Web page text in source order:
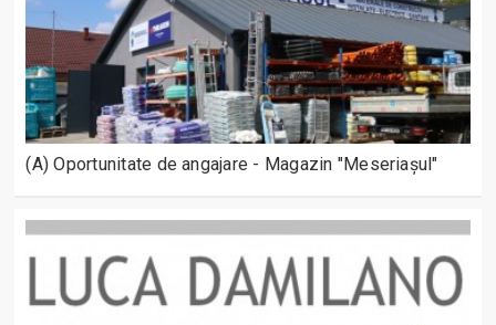
(A) Oportunitate de angajare - Magazin "Meseriașul"